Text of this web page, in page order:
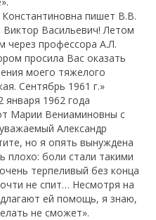
пишет В.В.
Васильевич! Летом
через профессора А.Л.
просила Вас оказать
моего тяжелого
Сентябрь 1961 г.»
января 1962 года
Марии Вениаминовны с
Александр
но я опять вынуждена
плохо: боли стали такими
терпеливый без конца
не спит… Несмотря на
ей помощь, я знаю,
не сможет».